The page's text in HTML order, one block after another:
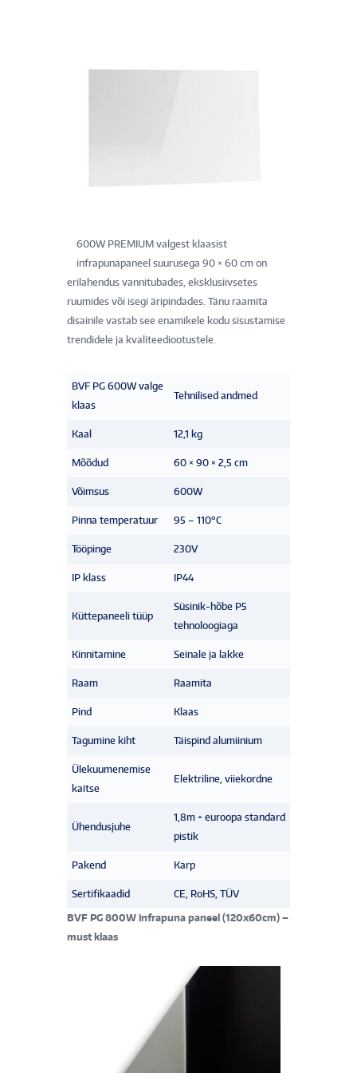
600W PREMIUM valgest klaasist
infrapunapaneel suurusega 90 × 60 cm on
erilahendus vannitubades, eksklusiivsetes
ruumides või isegi äripindades. Tänu raamita
disainile vastab see enamikele kodu sisustamise
trendidele ja kvaliteediootustele.
BVF PG 600W valge
klaas
Tehnilised andmed
Kaal 12,1 kg
Mõõdud 60 × 90 × 2,5 cm
Võimsus 600W
Pinna temperatuur 95 – 110°C
Tööpinge 230V
IP klass IP44
Küttepaneeli tüüp
Süsinik-hõbe P5
tehnoloogiaga
Kinnitamine Seinale ja lakke
Raam Raamita
Pind Klaas
Tagumine kiht Täispind alumiinium
Ülekuumenemise
kaitse
Elektriline, viiekordne
Ühendusjuhe
1,8m + euroopa standard
pistik
Pakend Karp
Sertifikaadid
CE, RoHS, TÜV
BVF PG 800W infrapuna paneel (120x60cm) –
must klaas